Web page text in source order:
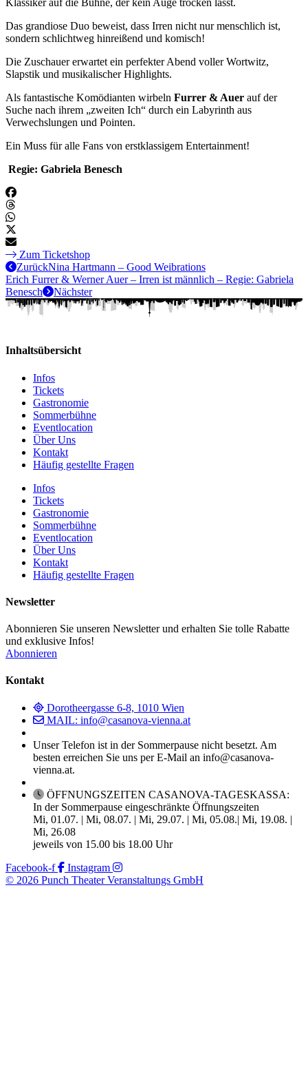
Das grandiose Duo beweist, dass Irren nicht nur menschlich ist,
sondern schlichtweg hinreißend und komisch!
Die Zuschauer erwartet ein perfekter Abend voller Wortwitz,
Slapstik und musikalischer Highlights.
Als fantastische Komödianten wirbeln Furrer & Auer auf der
Suche nach ihrem „zweiten Ich“ durch ein Labyrinth aus
Verwechslungen und Pointen.
Ein Muss für alle Fans von erstklassigem Entertainment!
Regie: Gabriela Benesch
Zum Ticketshop
ZurückNina Hartmann – Good Weibrations
Erich Furrer & Werner Auer – Irren ist männlich – Regie: Gabriela
Benesch
Nächster
Inhaltsübersicht
Infos
Tickets
Gastronomie
Sommerbühne
Eventlocation
Über Uns
Kontakt
Häufig gestellte Fragen
Infos
Tickets
Gastronomie
Sommerbühne
Eventlocation
Über Uns
Kontakt
Häufig gestellte Fragen
Newsletter
Abonnieren Sie unseren Newsletter und erhalten Sie tolle Rabatte
und exklusive Infos!
Abonnieren
Kontakt
Dorotheergasse 6-8, 1010 Wien
MAIL: info@casanova-vienna.at
Unser Telefon ist in der Sommerpause nicht besetzt. Am
besten erreichen Sie uns per E-Mail an info@casanova-
vienna.at.
ÖFFNUNGSZEITEN CASANOVA-TAGESKASSA:
In der Sommerpause eingeschränkte Öffnungszeiten
Mi, 01.07. | Mi, 08.07. | Mi, 29.07. | Mi, 05.08.| Mi, 19.08. |
Mi, 26.08
jeweils von 15.00 bis 18.00 Uhr
Facebook-f
Instagram
© 2026 Punch Theater Veranstaltungs GmbH